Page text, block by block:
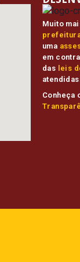
Muito
uma
em
das leis
atendidas.
Conheça